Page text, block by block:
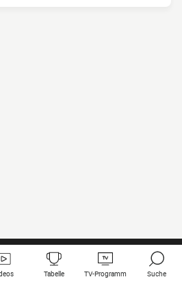
Tabelle TV-Programm Suche